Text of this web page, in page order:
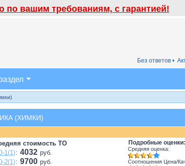
по вашим требованиям, с гарантией!
Без ответов •
(ХИМКИ)
стоимость ТО
1(1): 4032 руб.
2(1): 9700 руб.
Подробные оценки:
Средняя оценка:
Соотношения Цена/